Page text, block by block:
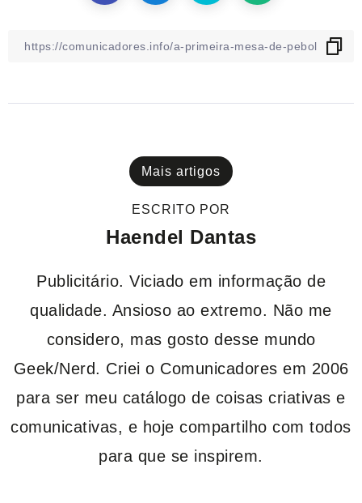
Mais artigos
ESCRITO POR
Haendel Dantas
Publicitário. Viciado em informação de
qualidade. Ansioso ao extremo. Não me
considero, mas gosto desse mundo
Geek/Nerd. Criei o Comunicadores em 2006
para ser meu catálogo de coisas criativas e
comunicativas, e hoje compartilho com todos
para que se inspirem.